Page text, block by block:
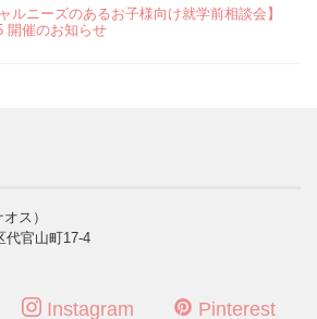
ルニーズのあるお子様向け就学前相談会】
開催のお知らせ
ス）
代官山町17-4
Instagram Pinterest